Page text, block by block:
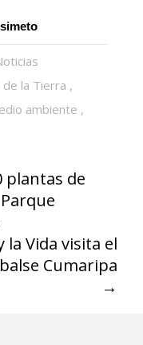
de la Tierra ,
ambiente ,
plantas de
la Vida visita el
Cumaripa
→